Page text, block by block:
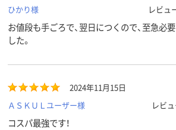
ひかり様 レビュ
お値段も手ごろで、翌日につくので、至急必
した。
2024年11月15日
ＡＳＫＵＬユーザー様
レビ
コスパ最強です！